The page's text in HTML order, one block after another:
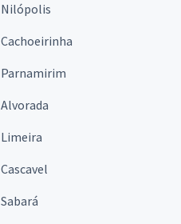
Nilópolis
Cachoeirinha
Parnamirim
Alvorada
Limeira
Cascavel
Sabará